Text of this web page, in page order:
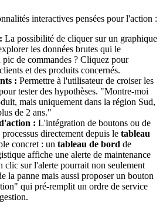
interactives pensées pour l'action :
La possibilité de cliquer sur un graphique
les données brutes qui le
de commandes ? Cliquez pour
et des produits concernés.
: Permettre à l'utilisateur de croiser les
tester des hypothèses. "Montre-moi
mais uniquement dans la région Sud,
de 2 ans."
: L'intégration de boutons ou de
directement depuis le tableau
concret : un tableau de bord de
affiche une alerte de maintenance
clic sur l'alerte pourrait non seulement
la panne mais aussi proposer un bouton
qui pré-remplit un ordre de service